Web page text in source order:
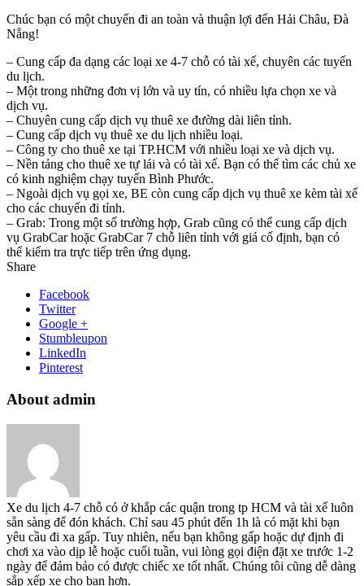
Chúc bạn có một chuyến đi an toàn và thuận lợi đến Hải Châu, Đà
Nẵng!
– Cung cấp đa dạng các loại xe 4-7 chỗ có tài xế, chuyên các tuyến
du lịch.
– Một trong những đơn vị lớn và uy tín, có nhiều lựa chọn xe và
dịch vụ.
– Chuyên cung cấp dịch vụ thuê xe đường dài liên tỉnh.
– Cung cấp dịch vụ thuê xe du lịch nhiều loại.
– Công ty cho thuê xe tại TP.HCM với nhiều loại xe và dịch vụ.
– Nền tảng cho thuê xe tự lái và có tài xế. Bạn có thể tìm các chủ xe
có kinh nghiệm chạy tuyến Bình Phước.
– Ngoài dịch vụ gọi xe, BE còn cung cấp dịch vụ thuê xe kèm tài xế
cho các chuyến đi tỉnh.
– Grab: Trong một số trường hợp, Grab cũng có thể cung cấp dịch
vụ GrabCar hoặc GrabCar 7 chỗ liên tỉnh với giá cố định, bạn có
thể kiểm tra trực tiếp trên ứng dụng.
Share
Facebook
Twitter
Google +
Stumbleupon
LinkedIn
Pinterest
About admin
Xe du lịch 4-7 chỗ có ở khắp các quận trong tp HCM và tài xế luôn
sẵn sàng để đón khách. Chỉ sau 45 phút đến 1h là có mặt khi bạn
yêu cầu đi xa gấp. Tuy nhiên, nếu bạn không gấp hoặc dự định đi
chơi xa vào dịp lễ hoặc cuối tuần, vui lòng gọi điện đặt xe trước 1-2
ngày để đảm bảo có được chiếc xe tốt nhất. Chúng tôi cũng dễ dàng
sắp xếp xe cho bạn hơn.